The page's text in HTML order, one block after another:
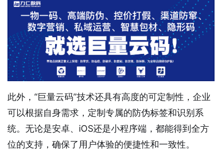
此外，“巨量云码”技术还具有高度的可定制性，企业
可以根据自身需求，定制专属的防伪标签和识别系
统。无论是安卓、iOS还是小程序端，都能得到全方
位的支持，确保了用户体验的便捷性和一致性。